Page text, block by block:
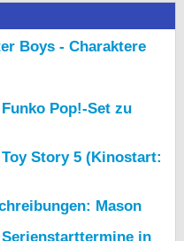
Boys - Charaktere
Pop!-Set zu
Story 5 (Kinostart:
Mason
in